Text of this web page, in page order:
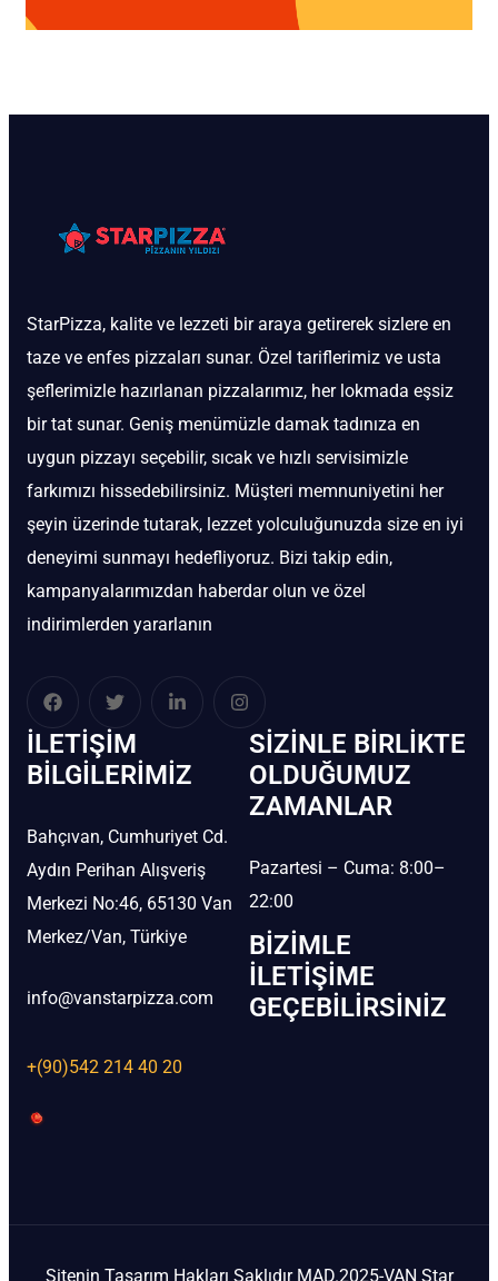
StarPizza, kalite ve lezzeti bir araya getirerek sizlere en
taze ve enfes pizzaları sunar. Özel tariflerimiz ve usta
şeflerimizle hazırlanan pizzalarımız, her lokmada eşsiz
bir tat sunar. Geniş menümüzle damak tadınıza en
uygun pizzayı seçebilir, sıcak ve hızlı servisimizle
farkımızı hissedebilirsiniz. Müşteri memnuniyetini her
şeyin üzerinde tutarak, lezzet yolculuğunuzda size en iyi
deneyimi sunmayı hedefliyoruz. Bizi takip edin,
kampanyalarımızdan haberdar olun ve özel
indirimlerden yararlanın
İLETIŞIM
BİLGILERIMIZ
Bahçıvan, Cumhuriyet Cd.
Aydın Perihan Alışveriş
Merkezi No:46, 65130 Van
Merkez/Van, Türkiye
info@vanstarpizza.com
+(90)542 214 40 20
SIZINLE BIRLIKTE
OLDUĞUMUZ
ZAMANLAR
Pazartesi – Cuma: 8:00–
22:00
BIZIMLE
İLETIŞIME
GEÇEBILIRSINIZ
Sitenin Tasarım Hakları Saklıdır MAD.2025-VAN Star